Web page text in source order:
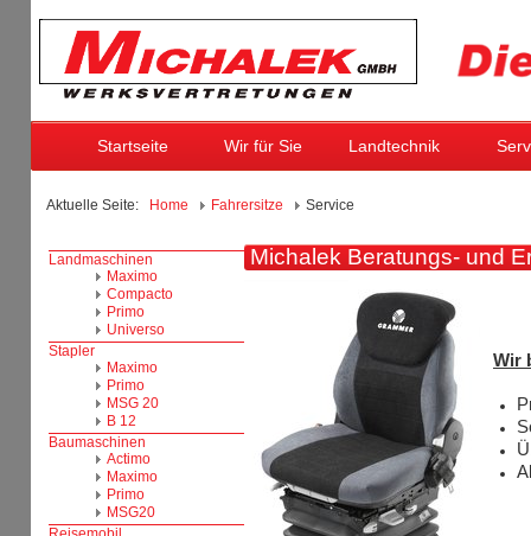
Startseite Wir für Sie Landtechnik
Aktuelle Seite: Home Fahrersitze Service
Michalek Beratungs- und
Wir